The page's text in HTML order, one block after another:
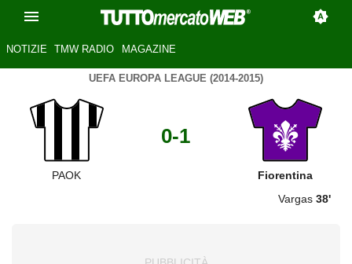
NOTIZIE TMW RADIO MAGAZINE
UEFA EUROPA LEAGUE (2014-2015)
PAOK
0-1
Fiorentina
Vargas 38'